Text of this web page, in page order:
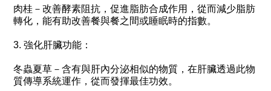
肉桂－改善酵素阻抗，促進脂肪合成作用，從而減少脂肪
轉化，能有助改善餐與餐之間或睡眠時的指數。
3. 強化肝臟功能：
冬蟲夏草－含有與肝內分泌相似的物質，在肝臟透過此物
質傳導系統運作，從而發揮最佳功效。